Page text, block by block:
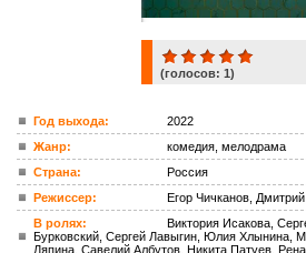
(голосов: 1)
Год выхода:
2022
Жанр:
комедия, мелодрама
Страна:
Россия
Режиссер:
Егор Чичканов,
В ролях:
Виктория Исакова,
Бурковский, Сергей Лавыгин, Юлия Хлынина,
Ляпина, Савелий Албутов, Никита Патуев,